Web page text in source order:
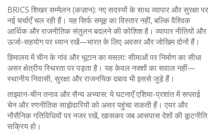
BRICS शिखर सम्मेलन (कज़ान): नए सदस्यों के साथ व्यापार और सुरक्षा पर
नई चर्चाएँ चल रही हैं। यह सिर्फ समूह का विस्तार नहीं, बल्कि वैश्विक
आर्थिक और राजनीतिक संतुलन बदलने की कोशिश है। व्यापार नीतियों और
ऊर्जा-सहयोग पर ध्यान रखें—भारत के लिए अवसर और जोखिम दोनों हैं।
हिमालय में चीन के गांव और भूटान का मसला: सीमाओं पर निर्माण का सीधा
असर क्षेत्रीय स्थिरता पर पड़ता है। यह केवल नक्शों का सवाल नहीं—
स्थानीय निवासी, सुरक्षा और राजनयिक दबाव भी इससे जुड़े हैं।
ताइवान-चीन तनाव और सैन्य अभ्यास: ये घटनाएँ एशिया-प्रशांत में सप्लाई
चेन और रणनीतिक साझेदारियों को असर पहुंचा सकती हैं। एयर और
नौसैनिक गतिविधियों पर नजर रखें, खासकर जब आसपास देशों की कूटनीति
सक्रिय हो।